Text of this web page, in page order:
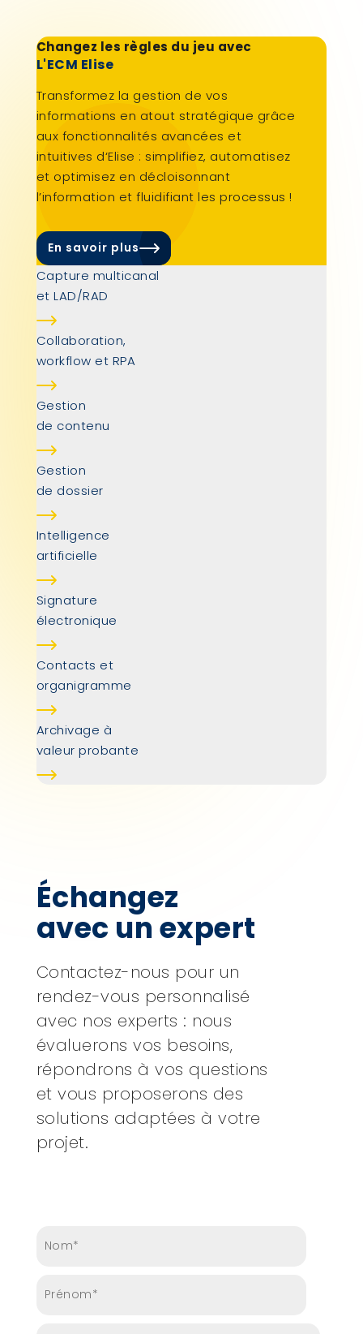
Changez les règles du jeu avec
L'ECM Elise
Transformez la gestion de vos
informations en atout stratégique grâce
aux fonctionnalités avancées et
intuitives d‘Elise : simplifiez, automatisez
et optimisez en décloisonnant
l’information et fluidifiant les processus !
En savoir plus
Capture multicanal
et LAD/RAD
Collaboration,
workflow et RPA
Gestion
de contenu
Gestion
de dossier
Intelligence
artificielle
Signature
électronique
Contacts et
organigramme
Archivage à
valeur probante
Échangez
avec un expert
Contactez-nous pour un
rendez-vous personnalisé
avec nos experts : nous
évaluerons vos besoins,
répondrons à vos questions
et vous proposerons des
solutions adaptées à votre
projet.